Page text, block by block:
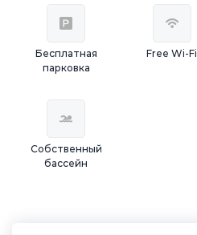
Бесплатная
парковка
Free Wi-Fi
Собственный
бассейн